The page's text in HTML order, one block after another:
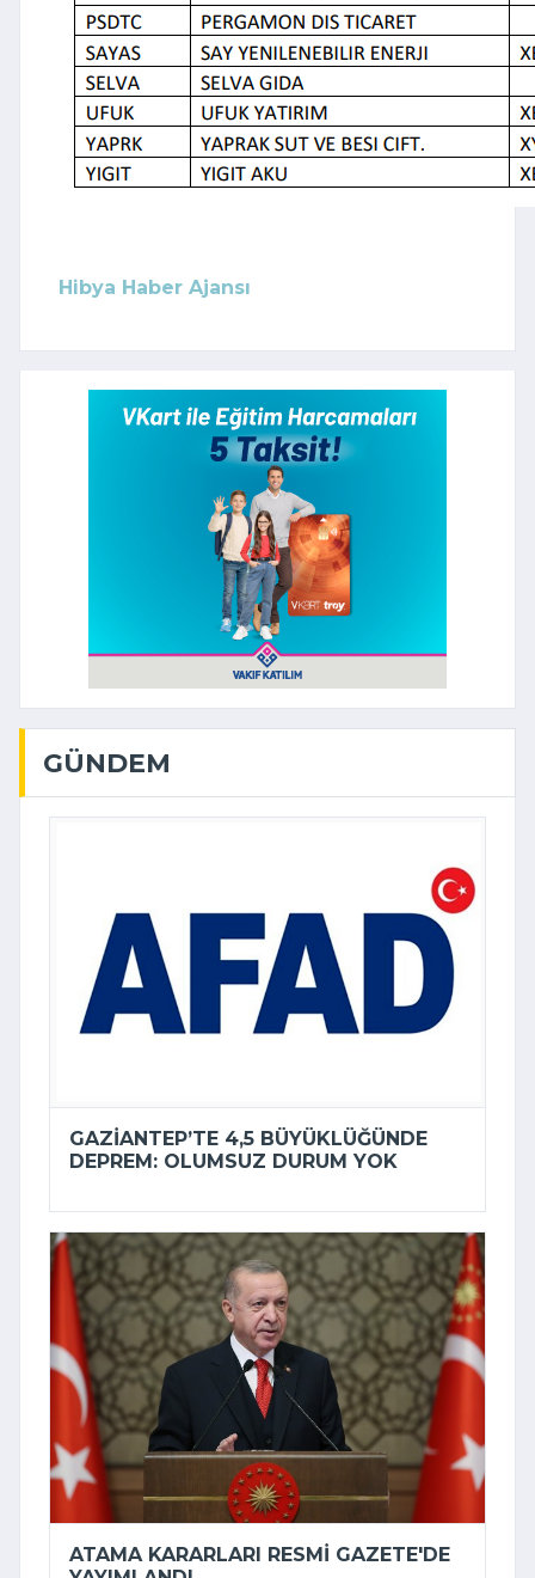
Hibya Haber Ajansı
GÜNDEM
GAZIANTEP’TE 4,5 BÜYÜKLÜĞÜNDE
DEPREM: OLUMSUZ DURUM YOK
ATAMA KARARLARI RESMI GAZETE'DE